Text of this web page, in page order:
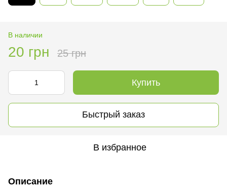
В наличии
20 грн 25 грн
Купить
Быстрый заказ
В избранное
Описание